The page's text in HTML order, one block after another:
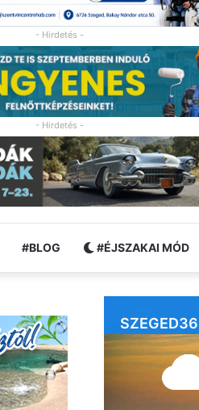
- Hirdetés -
- Hirdetés -
#BLOG #ÉJSZAKAI MÓD